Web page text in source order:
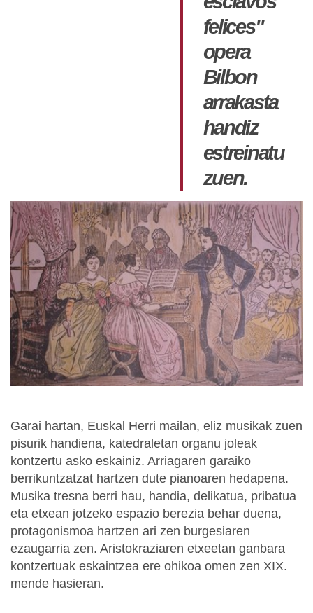
felices"
opera
Bilbon
arrakasta
handiz
estreinatu
zuen.
Garai hartan, Euskal Herri mailan, eliz musikak zuen
pisurik handiena, katedraletan organu joleak
kontzertu asko eskainiz. Arriagaren garaiko
berrikuntzatzat hartzen dute pianoaren hedapena.
Musika tresna berri hau, handia, delikatua, pribatua
eta etxean jotzeko espazio berezia behar duena,
protagonismoa hartzen ari zen burgesiaren
ezaugarria zen. Aristokraziaren etxeetan ganbara
kontzertuak eskaintzea ere ohikoa omen zen XIX.
mende hasieran.